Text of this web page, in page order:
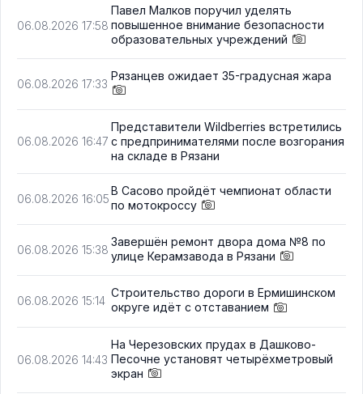
06.08.2026 17:58
Павел Малков поручил уделять
повышенное внимание безопасности
образовательных учреждений
06.08.2026 17:33
Рязанцев ожидает 35-градусная жара
06.08.2026 16:47
Представители Wildberries встретились
с предпринимателями после возгорания
на складе в Рязани
06.08.2026 16:05
В Сасово пройдёт чемпионат области
по мотокроссу
06.08.2026 15:38
Завершён ремонт двора дома №8 по
улице Керамзавода в Рязани
06.08.2026 15:14
Строительство дороги в Ермишинском
округе идёт с отставанием
06.08.2026 14:43
На Черезовских прудах в Дашково-
Песочне установят четырёхметровый
экран